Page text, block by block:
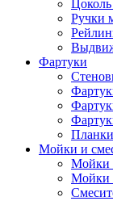
Ручки
Фартуки
Планки
Мойки и
Мойки
Мойки